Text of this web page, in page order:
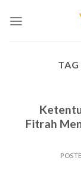
TAG
Fitrah